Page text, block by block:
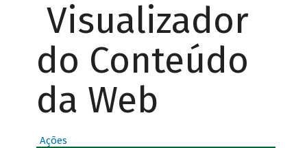
Visualizador
do Conteúdo
da Web
Ações